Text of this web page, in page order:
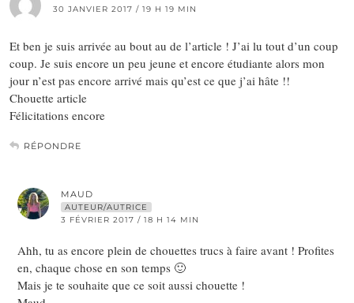
30 JANVIER 2017 / 19 H 19 MIN
Et ben je suis arrivée au bout au de l’article ! J’ai lu tout d’un coup
coup. Je suis encore un peu jeune et encore étudiante alors mon
jour n’est pas encore arrivé mais qu’est ce que j’ai hâte !!
Chouette article
Félicitations encore
RÉPONDRE
MAUD
AUTEUR/AUTRICE
3 FÉVRIER 2017 / 18 H 14 MIN
Ahh, tu as encore plein de chouettes trucs à faire avant ! Profites
en, chaque chose en son temps 🙂
Mais je te souhaite que ce soit aussi chouette !